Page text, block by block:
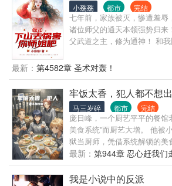
小殇殇 都市 完结
七年前，家族被灭，惨遭羞
诸位师父的通天本领强势归
父武道之主，修为通神！ 和
国师，一言断人生死！ 和我比
神，统领百万雄兵！ 和我比
主，富可敌国！ 和我比美人？
姐，个个都很宠我！
最新： 第4582章 圣术对轰！
牢饭太香，犯人都不想
马三岁碎 都市 完结
庞日峰，一个厨艺平平的餐馆
美食系统”而厨艺大增。 他被
狱当厨师，凭借系统解锁的美
口，甚至狱警都主动加班只为
的厨艺不仅改变了监狱的伙食
作，监狱里充满了美食的香气
最新： 第944章 忍心赶我们
我是小说中的反派